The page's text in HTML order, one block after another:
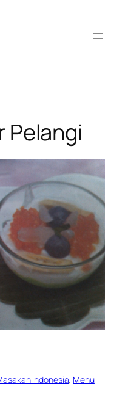
Pelangi
Indonesia, Menu